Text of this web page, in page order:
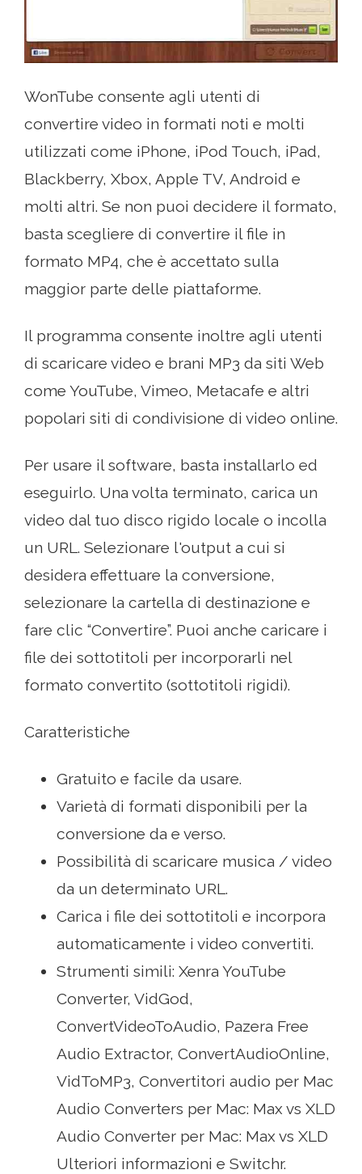
WonTube consente agli utenti di
convertire video in formati noti e molti
utilizzati come iPhone, iPod Touch, iPad,
Blackberry, Xbox, Apple TV, Android e
molti altri. Se non puoi decidere il formato,
basta scegliere di convertire il file in
formato MP4, che è accettato sulla
maggior parte delle piattaforme.
Il programma consente inoltre agli utenti
di scaricare video e brani MP3 da siti Web
come YouTube, Vimeo, Metacafe e altri
popolari siti di condivisione di video online.
Per usare il software, basta installarlo ed
eseguirlo. Una volta terminato, carica un
video dal tuo disco rigido locale o incolla
un URL. Selezionare l'output a cui si
desidera effettuare la conversione,
selezionare la cartella di destinazione e
fare clic “Convertire”. Puoi anche caricare i
file dei sottotitoli per incorporarli nel
formato convertito (sottotitoli rigidi).
Caratteristiche
Gratuito e facile da usare.
Varietà di formati disponibili per la
conversione da e verso.
Possibilità di scaricare musica / video
da un determinato URL.
Carica i file dei sottotitoli e incorpora
automaticamente i video convertiti.
Strumenti simili: Xenra YouTube
Converter, VidGod,
ConvertVideoToAudio, Pazera Free
Audio Extractor, ConvertAudioOnline,
VidToMP3, Convertitori audio per Mac
Audio Converters per Mac: Max vs XLD
Audio Converter per Mac: Max vs XLD
Ulteriori informazioni e Switchr.